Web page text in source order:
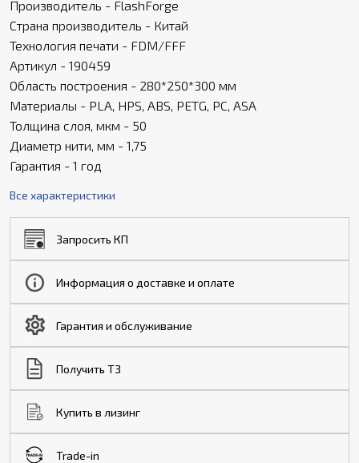
Производитель - FlashForge
Страна производитель - Китай
Технология печати - FDM/FFF
Артикул - 190459
Область построения - 280*250*300 мм
Материалы - PLA, HPS, ABS, PETG, PC, ASA
Толщина слоя, мкм - 50
Диаметр нити, мм - 1,75
Гарантия - 1 год
Все характеристики
Запросить КП
Информация о доставке и оплате
Гарантия и обслуживание
Получить ТЗ
Купить в лизинг
Trade-in